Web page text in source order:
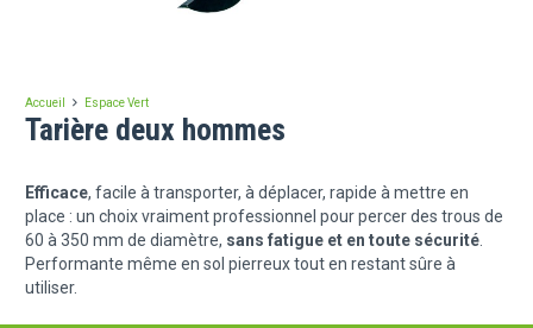
Accueil Espace Vert
Tarière deux hommes
Efficace, facile à transporter, à déplacer, rapide à mettre en
place : un choix vraiment professionnel pour percer des trous de
60 à 350 mm de diamètre, sans fatigue et en toute sécurité
Performante même en sol pierreux tout en restant sûre à
utiliser.